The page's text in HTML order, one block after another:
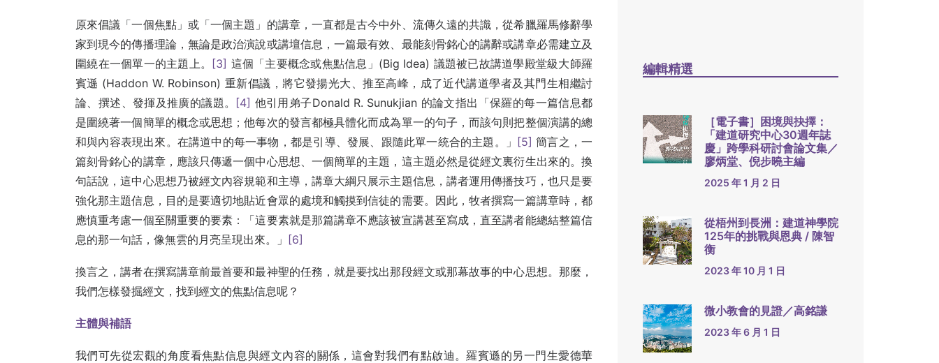
原來倡議「一個焦點」或「一個主題」的講章，一直都是古今中外、流傳久遠的共識，從希臘羅馬修辭學
家到現今的傳播理論，無論是政治演說或講壇信息，一篇最有效、最能刻骨銘心的講辭或講章必需建立及
圍繞在一個單一的主題上。
[3] 這個「主要概念或焦點信息」(Big Idea) 議題被已故講道學殿堂級大師羅
賓遜 (Haddon W. Robinson) 重新倡議，將它發揚光大、推至高峰，成了近代講道學者及其門生相繼討
論、撰述、發揮及推廣的議題。
[4] 他引用弟子Donald R. Sunukjian 的論文指出「保羅的每一篇信息都
是圍繞著一個簡單的概念或思想；他每次的發言都極具體化而成為單一的句子，而該句則把整個演講的總
和與內容表現出來。在講道中的每一事物，都是引導、發展、跟隨此單一統合的主題。」 [5] 簡言之，一
篇刻骨銘心的講章，應該只傳遞一個中心思想、一個簡單的主題，這主題必然是從經文裏衍生出來的。換
句話說，這中心思想乃被經文內容規範和主導，講章大綱只展示主題信息，講者運用傳播技巧，也只是要
強化那主題信息，目的是要適切地貼近會眾的處境和觸摸到信徒的需要。因此，牧者撰寫一篇講章時，都
應慎重考慮一個至關重要的要素：「這要素就是那篇講章不應該被宣講甚至寫成，直至講者能總結整篇信
息的那一句話，像無雲的月亮呈現出來。」 [6]
換言之，講者在撰寫講章前最首要和最神聖的任務，就是要找出那段經文或那幕故事的中心思想。那麼，
我們怎樣發掘經文，找到經文的焦點信息呢？
主體與補語
我們可先從宏觀的角度看焦點信息與經文內容的關係，這會對我們有點啟迪。羅賓遜的另一門生愛德華
編輯精選
［電子書］困境與抉擇：
「建道研究中心30週年誌
慶」跨學科研討會論文集／
廖炳堂、倪步曉主編
2025 年 1 月 2 日
從梧州到長洲：建道神學院
125年的挑戰與恩典 / 陳智
衡
2023 年 10 月 1 日
微小教會的見證／高銘謙
2023 年 6 月 1 日